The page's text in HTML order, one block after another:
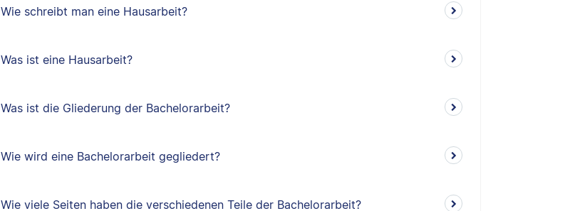
Wie schreibt man eine Hausarbeit?
Was ist eine Hausarbeit?
Was ist die Gliederung der Bachelorarbeit?
Wie wird eine Bachelorarbeit gegliedert?
Wie viele Seiten haben die verschiedenen Teile der Bachelorarbeit?